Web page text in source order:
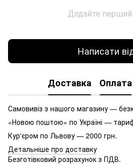
Додайте перший
Написати
Доставка Оплата
Самовивіз з нашого магазину —
«Новою поштою» по Україні —
Кур'єром по Львову — 2000 грн.
Детальніше про доставку
Безготівковий розрахунок з ПДВ.